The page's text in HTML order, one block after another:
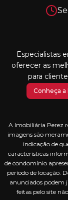
Especialistas
oferecer as
para
Conheça a
A Imobiliária Perez
imagens são
indicação de
características
de condomínio
período de locação.
anunciados podem
feitas pelo site